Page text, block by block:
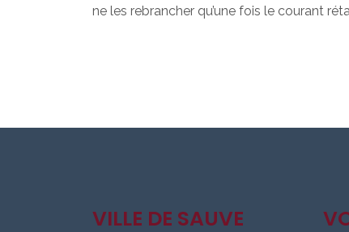
ne les rebrancher qu’une fois le courant
VILLE DE SAUVE